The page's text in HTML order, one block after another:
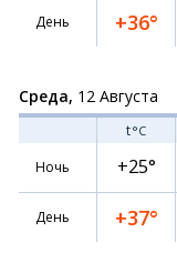
День +36°
Среда, 12 Августа
t°C
Ночь
+25°
День +37°